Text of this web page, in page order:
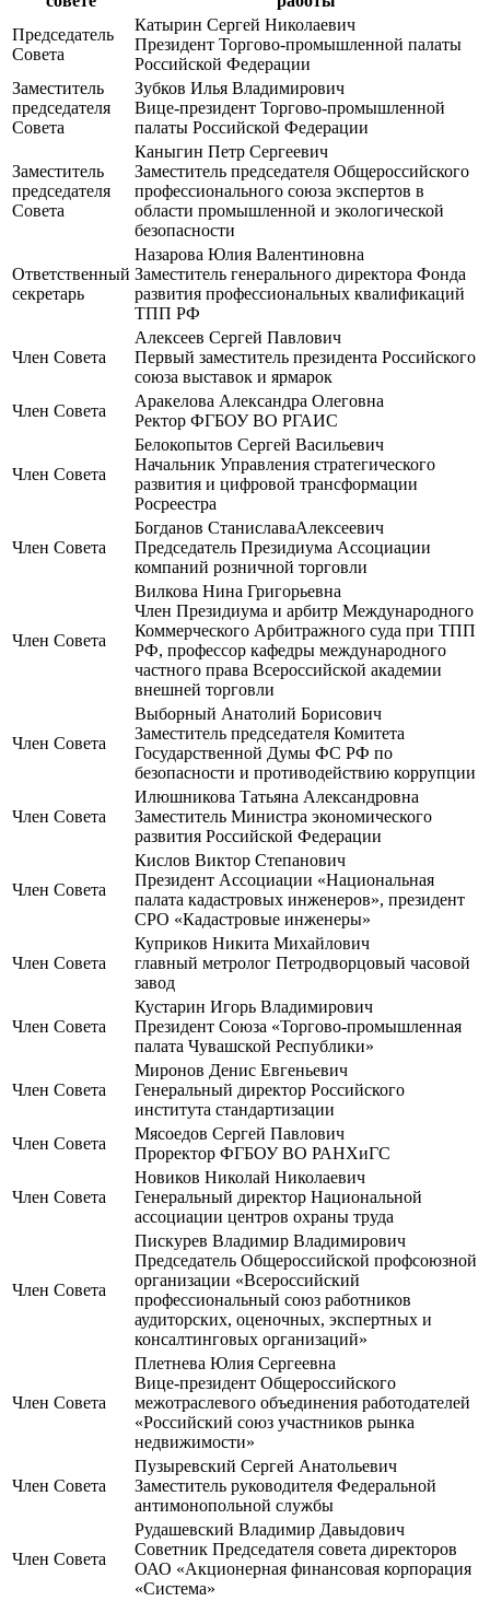
Председатель
Совета
Катырин Сергей Николаевич
Президент Торгово-промышленной палаты
Российской Федерации
Заместитель
председателя
Совета
Зубков Илья Владимирович
Вице-президент Торгово-промышленной
палаты Российской Федерации
Заместитель
председателя
Совета
Каныгин Петр Сергеевич
Заместитель председателя Общероссийского
профессионального союза экспертов в
области промышленной и экологической
безопасности
Ответственный
секретарь
Назарова Юлия Валентиновна
Заместитель генерального директора Фонда
развития профессиональных квалификаций
ТПП РФ
Член Совета
Алексеев Сергей Павлович
Первый заместитель президента Российского
союза выставок и ярмарок
Член Совета
Аракелова Александра Олеговна
Ректор ФГБОУ ВО РГАИС
Член Совета
Белокопытов Сергей Васильевич
Начальник Управления стратегического
развития и цифровой трансформации
Росреестра
Член Совета
Богданов СтаниславаАлексеевич
Председатель Президиума Ассоциации
компаний розничной торговли
Член Совета
Вилкова Нина Григорьевна
Член Президиума и арбитр Международного
Коммерческого Арбитражного суда при ТПП
РФ, профессор кафедры международного
частного права Всероссийской академии
внешней торговли
Член Совета
Выборный Анатолий Борисович
Заместитель председателя Комитета
Государственной Думы ФС РФ по
безопасности и противодействию коррупции
Член Совета
Илюшникова Татьяна Александровна
Заместитель Министра экономического
развития Российской Федерации
Член Совета
Кислов Виктор Степанович
Президент Ассоциации «Национальная
палата кадастровых инженеров», президент
СРО «Кадастровые инженеры»
Член Совета
Куприков Никита Михайлович
главный метролог Петродворцовый часовой
завод
Член Совета
Кустарин Игорь Владимирович
Президент Союза «Торгово-промышленная
палата Чувашской Республики»
Член Совета
Миронов Денис Евгеньевич
Генеральный директор Российского
института стандартизации
Член Совета
Мясоедов Сергей Павлович
Проректор ФГБОУ ВО РАНХиГС
Член Совета
Новиков Николай Николаевич
Генеральный директор Национальной
ассоциации центров охраны труда
Член Совета
Пискурев Владимир Владимирович
Председатель Общероссийской профсоюзной
организации «Всероссийский
профессиональный союз работников
аудиторских, оценочных, экспертных и
консалтинговых организаций»
Член Совета
Плетнева Юлия Сергеевна
Вице-президент Общероссийского
межотраслевого объединения работодателей
«Российский союз участников рынка
недвижимости»
Член Совета
Пузыревский Сергей Анатольевич
Заместитель руководителя Федеральной
антимонопольной службы
Член Совета
Рудашевский Владимир Давыдович
Советник Председателя совета директоров
ОАО «Акционерная финансовая корпорация
«Система»